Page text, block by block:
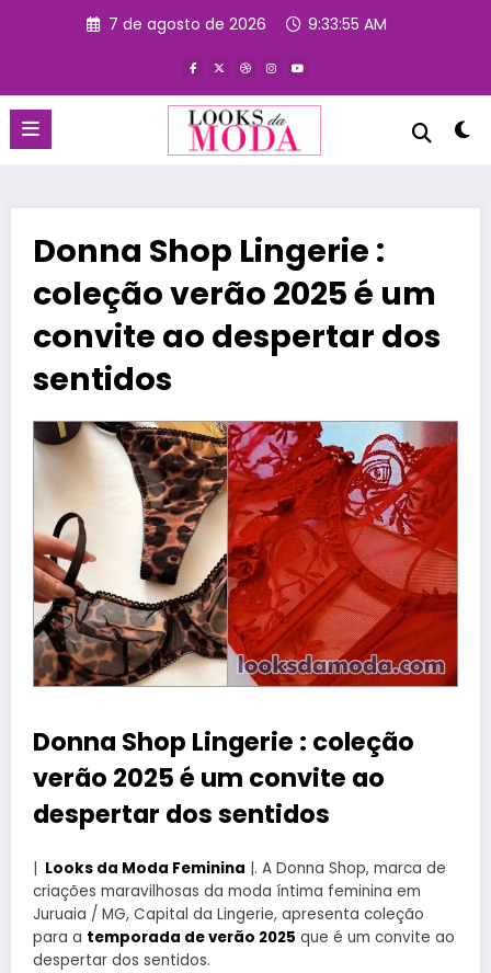
7 de agosto de 2026 9:33:55 AM
Donna Shop Lingerie :
coleção verão 2025 é um
convite ao despertar dos
sentidos
Donna Shop Lingerie : coleção
verão 2025 é um convite ao
despertar dos sentidos
Looks da Moda Feminina |. A Donna Shop, marca de
criações maravilhosas da moda íntima feminina em
Juruaia / MG, Capital da Lingerie, apresenta coleção
para a temporada de verão 2025 que é um convite ao
despertar dos sentidos.